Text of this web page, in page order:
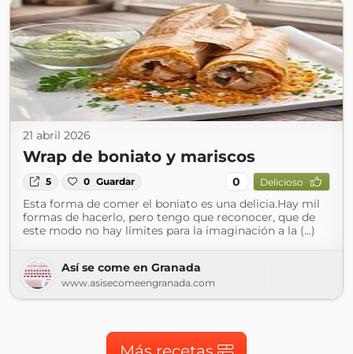
21 abril 2026
Wrap de boniato y mariscos
5 0 Guardar 0 Delicioso
Esta forma de comer el boniato es una delicia.Hay mil
formas de hacerlo, pero tengo que reconocer, que de
este modo no hay límites para la imaginación a la (...)
Así se come en Granada
www.asisecomeengranada.com